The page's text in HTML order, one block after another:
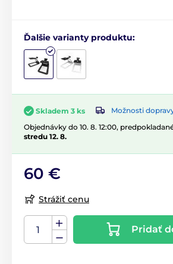
Ďalšie varianty produktu:
Skladem 3 ks
Možnosti
Objednávky do 10. 8. 12:00,
stredu 12. 8.
60 €
Strážiť cenu
Pridať